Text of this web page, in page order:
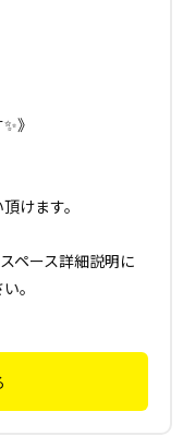
》
けます。
ペース詳細説明に
。